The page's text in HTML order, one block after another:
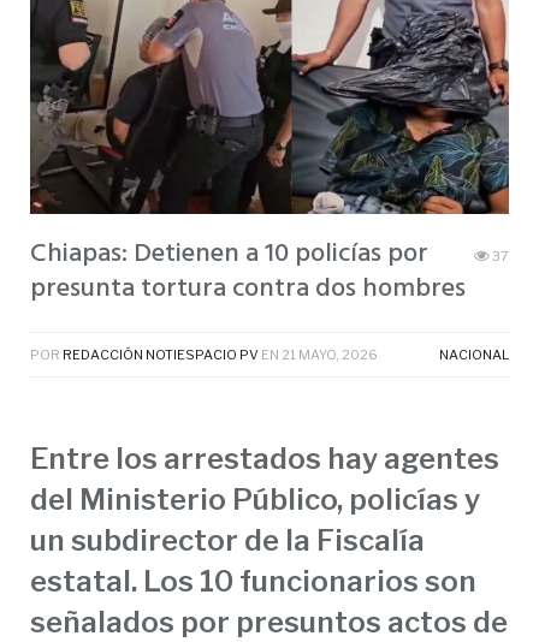
Chiapas: Detienen a 10 policías por
presunta tortura contra dos hombres
37
POR REDACCIÓN NOTIESPACIO PV EN 21 MAYO, 2026 NACIONAL
Entre los arrestados hay agentes
del Ministerio Público, policías y
un subdirector de la Fiscalía
estatal. Los 10 funcionarios son
señalados por presuntos actos de